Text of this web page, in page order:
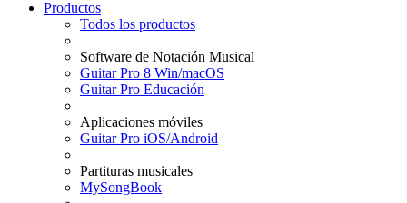
Productos
Todos los productos
Software de Notación Musical
Guitar Pro 8 Win/macOS
Guitar Pro Educación
Aplicaciones móviles
Guitar Pro iOS/Android
Partituras musicales
MySongBook